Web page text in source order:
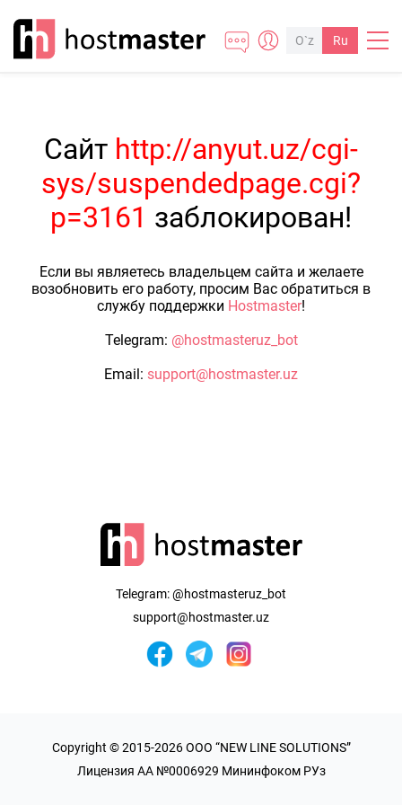
O`z Ru
Сайт http://anyut.uz/cgi-
sys/suspendedpage.cgi?
p=3161 заблокирован!
Если вы являетесь владельцем сайта и желаете
возобновить его работу, просим Вас обратиться в
службу поддержки Hostmaster!
Telegram: @hostmasteruz_bot
Email: support@hostmaster.uz
Telegram:@hostmasteruz_bot
support@hostmaster.uz
Copyright © 2015-2026 OOO “NEW LINE SOLUTIONS”
Лицензия AA №0006929 Мининфоком РУз